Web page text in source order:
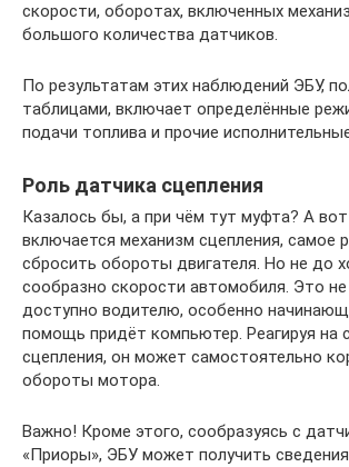
скорости, оборотах, включенных
большого количества датчиков.
По результатам этих наблюдений ЭБУ,
таблицами, включает определённые
подачи топлива и прочие
Роль датчика сцепления
Казалось бы, а при чём тут муфта? А
включается механизм сцепления, самое
сбросить обороты двигателя. Но не до
сообразно скорости автомобиля. Это не
доступно водителю, особенно
помощь придёт компьютер. Реагируя на
сцепления, он может самостоятельно
обороты мотора.
Важно! Кроме этого, сообразуясь с
«Приоры», ЭБУ может получить